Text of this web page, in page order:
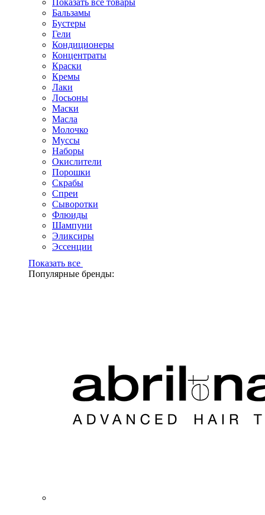
Показать все товары
Бальзамы
Бустеры
Гели
Кондиционеры
Концентраты
Краски
Кремы
Лаки
Лосьоны
Маски
Масла
Молочко
Муссы
Наборы
Окислители
Порошки
Скрабы
Спреи
Сыворотки
Флюиды
Шампуни
Эликсиры
Эссенции
Показать все
Популярные бренды: